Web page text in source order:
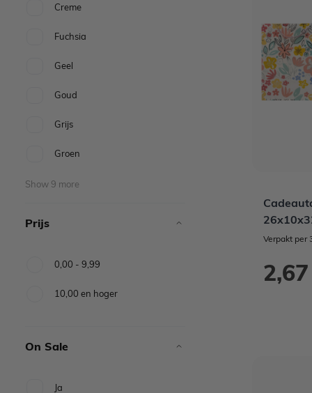
Creme
Fuchsia
Geel
Goud
Grijs
Groen
Show 9 more
Prijs
0,00 - 9,99
10,00 en hoger
On Sale
Ja
Verpakt per
2,67